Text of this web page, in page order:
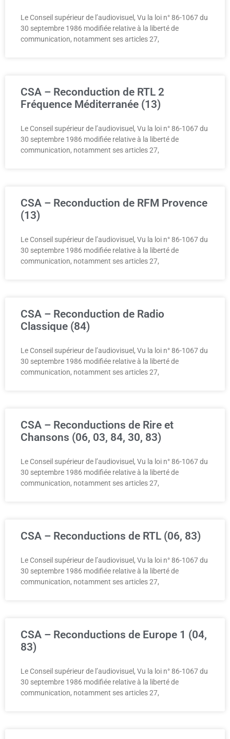
Le Conseil supérieur de l’audiovisuel, Vu la loi n° 86-1067 du
30 septembre 1986 modifiée relative à la liberté de
communication, notamment ses articles 27,
CSA – Reconduction de RTL 2
Fréquence Méditerranée (13)
Le Conseil supérieur de l’audiovisuel, Vu la loi n° 86-1067 du
30 septembre 1986 modifiée relative à la liberté de
communication, notamment ses articles 27,
CSA – Reconduction de RFM Provence
(13)
Le Conseil supérieur de l’audiovisuel, Vu la loi n° 86-1067 du
30 septembre 1986 modifiée relative à la liberté de
communication, notamment ses articles 27,
CSA – Reconduction de Radio
Classique (84)
Le Conseil supérieur de l’audiovisuel, Vu la loi n° 86-1067 du
30 septembre 1986 modifiée relative à la liberté de
communication, notamment ses articles 27,
CSA – Reconductions de Rire et
Chansons (06, 03, 84, 30, 83)
Le Conseil supérieur de l’audiovisuel, Vu la loi n° 86-1067 du
30 septembre 1986 modifiée relative à la liberté de
communication, notamment ses articles 27,
CSA – Reconductions de RTL (06, 83)
Le Conseil supérieur de l’audiovisuel, Vu la loi n° 86-1067 du
30 septembre 1986 modifiée relative à la liberté de
communication, notamment ses articles 27,
CSA – Reconductions de Europe 1 (04,
83)
Le Conseil supérieur de l’audiovisuel, Vu la loi n° 86-1067 du
30 septembre 1986 modifiée relative à la liberté de
communication, notamment ses articles 27,